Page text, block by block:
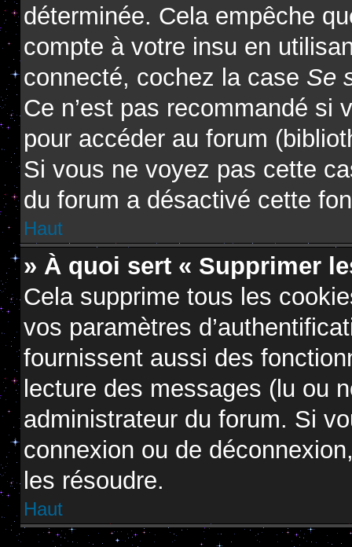
déterminée. Cela empêche
compte à votre insu en
connecté, cochez la case Se
Ce n’est pas recommandé si
pour accéder au forum
Si vous ne voyez pas cette
du forum a désactivé cette
Haut
» À quoi sert « Supprimer
Cela supprime tous les
vos paramètres
fournissent aussi des
lecture des messages (lu ou
administrateur du forum. Si
connexion ou de
les résoudre.
Haut